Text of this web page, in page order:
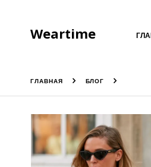
Weartime
ГЛАВНАЯ БЛОГ